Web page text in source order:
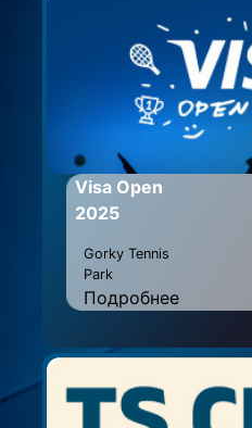
Visa Open
2025
Gorky Tennis
Park
Подробнее